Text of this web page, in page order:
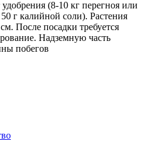
(8-10 кг перегноя или
г калийной соли). Растения
После посадки требуется
Надземную часть
побегов